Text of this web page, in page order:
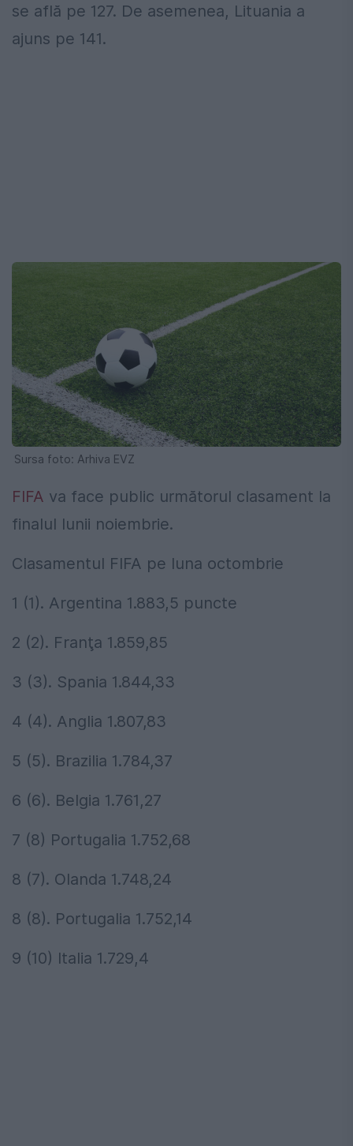
se află pe 127. De asemenea, Lituania a
ajuns pe 141.
Sursa foto: Arhiva EVZ
FIFA va face public următorul clasament la
finalul lunii noiembrie.
Clasamentul FIFA pe luna octombrie
1 (1). Argentina 1.883,5 puncte
2 (2). Franţa 1.859,85
3 (3). Spania 1.844,33
4 (4). Anglia 1.807,83
5 (5). Brazilia 1.784,37
6 (6). Belgia 1.761,27
7 (8) Portugalia 1.752,68
8 (7). Olanda 1.748,24
8 (8). Portugalia 1.752,14
9 (10) Italia 1.729,4